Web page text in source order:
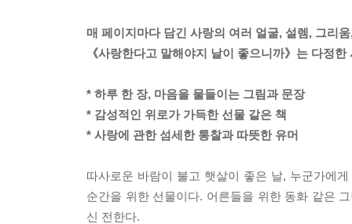
매 페이지마다 담긴 사랑의 여러 얼굴, 설렘, 그리
《사랑한다고 말해야지 날이 좋으니까》는 다정
* 하루 한 장, 마음을 물들이는 그림과 문장
* 감성적인 위로가 가득한 선물 같은 책
* 사랑에 관한 섬세한 통찰과 따뜻한 유머
따사로운 바람이 불고 햇살이 좋은 날, 누군가에
순간을 위한 선물이다. 어른들을 위한 동화 같은
신 전한다.